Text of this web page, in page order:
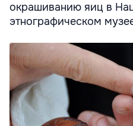
окрашиванию яиц в
этнографическом